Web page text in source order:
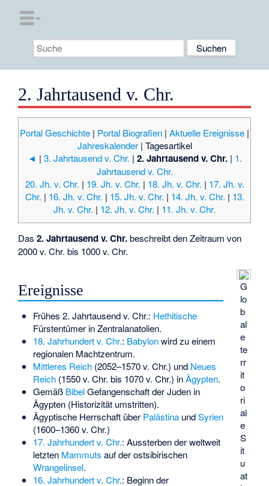
2. Jahrtausend v. Chr.
Portal Geschichte | Portal Biografien | Aktuelle Ereignisse |
Jahreskalender| Tagesartikel
◄ | 3. Jahrtausend v. Chr. | 2. Jahrtausend v. Chr.| 1.
Jahrtausend v. Chr.
20. Jh. v. Chr. | 19. Jh. v. Chr. | 18. Jh. v. Chr. | 17. Jh. v.
Chr. | 16. Jh. v. Chr. | 15. Jh. v. Chr. | 14. Jh. v. Chr. | 13.
Jh. v. Chr. | 12. Jh. v. Chr. | 11. Jh. v. Chr.
Das2. Jahrtausend v. Chr.beschreibt den Zeitraum von
2000 v. Chr. bis 1000 v. Chr.
G
lo
b
al
e
te
rr
it
o
ri
al
e
S
it
u
at
Ereignisse
Frühes 2. Jahrtausend v. Chr.: Hethitische
Fürstentümer in Zentralanatolien.
18. Jahrhundert v. Chr.: Babylonwird zu einem
regionalen Machtzentrum.
Mittleres Reich(2052–1570 v. Chr.) und Neues
Reich(1550 v. Chr. bis 1070 v. Chr.) inÄgypten.
Gemäß BibelGefangenschaft der Juden in
Ägypten (Historizität umstritten).
Ägyptische Herrschaft über PalästinaundSyrien
(1600–1360 v. Chr.)
17. Jahrhundert v. Chr.: Aussterben der weltweit
letzten Mammuts auf der ostsibirischen
Wrangelinsel.
16. Jahrhundert v. Chr.: Beginn der